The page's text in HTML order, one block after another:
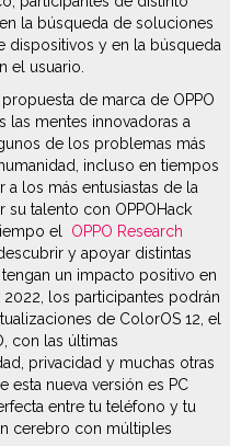
la búsqueda de soluciones
dispositivos y en la búsqueda
el usuario.
de marca de OPPO
las mentes innovadoras a
de los problemas más
incluso en tiempos
los más entusiastas de la
talento con OPPOHack
el OPPO Research
y apoyar distintas
un impacto positivo en
los participantes podrán
de ColorOS 12, el
con las últimas
privacidad y muchas otras
esta nueva versión es PC
entre tu teléfono y tu
cerebro con múltiples